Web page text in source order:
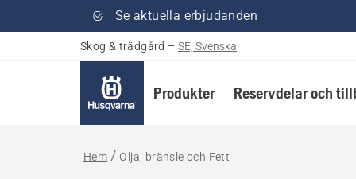
Se aktuella erbjudanden
Skog & trädgård – SE, Svenska
Produkter Reservdelar och
Hem Olja, bränsle och Fett